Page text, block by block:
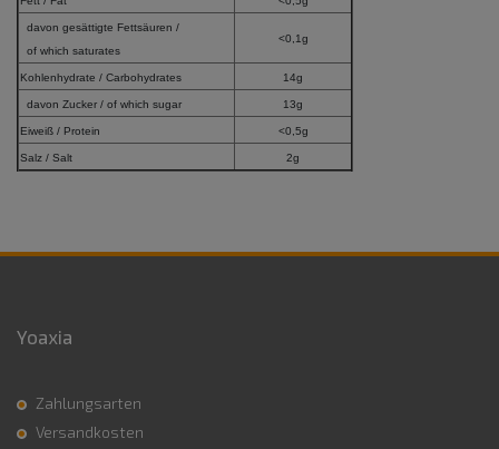
davon gesättigte Fettsäuren /
of which saturates
<0,1g
Kohlenhydrate / Carbohydrates 14g
davon Zucker / of which sugar 13g
Eiweiß / Protein <0,5g
Salz / Salt 2g
Yoaxia
Zahlungsarten
Versandkosten